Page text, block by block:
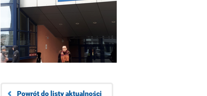
Powrót do listy aktualności